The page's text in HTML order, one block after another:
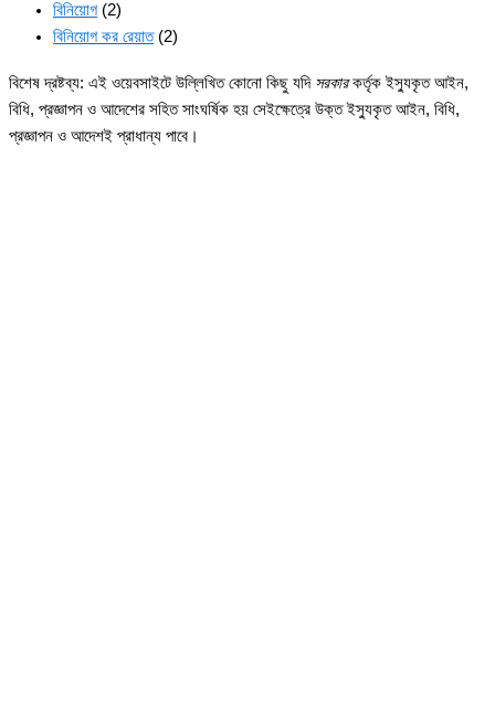
বিনিয়োগ (2)
বিনিয়োগ কর রেয়াত(2)
বিশেষ দ্রষ্টব্য: এই ওয়েবসাইটে উল্লিখিত কোনো কিছু যদি সরকারকর্তৃক ইস্যুকৃত আইন,
বিধি, প্রজ্ঞাপন ও আদেশের সহিত সাংঘর্ষিক হয় সেইক্ষেত্রে উক্ত ইস্যুকৃত আইন, বিধি,
প্রজ্ঞাপন ও আদেশই প্রাধান্য পাবে।